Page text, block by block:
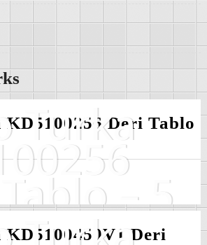
Deri Tablo
Deri